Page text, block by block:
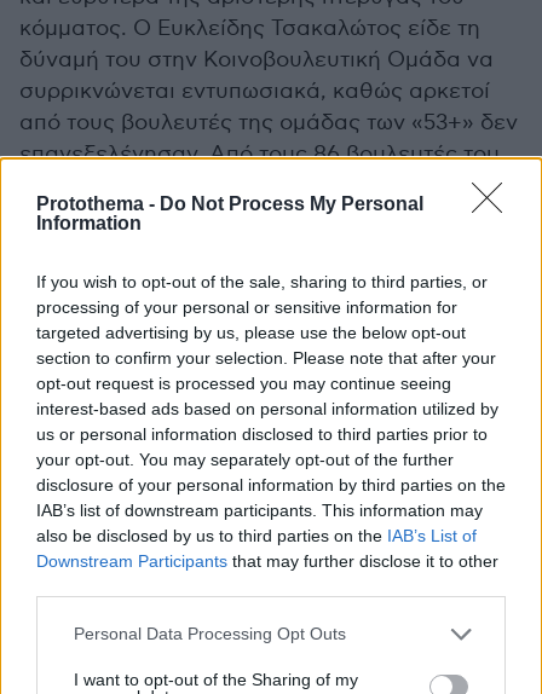
Protothema - Do Not Process My Personal
Information
If you wish to opt-out of the sale, sharing to third parties, or
processing of your personal or sensitive information for
targeted advertising by us, please use the below opt-out
section to confirm your selection. Please note that after your
opt-out request is processed you may continue seeing
interest-based ads based on personal information utilized by
us or personal information disclosed to third parties prior to
your opt-out. You may separately opt-out of the further
disclosure of your personal information by third parties on the
IAB’s list of downstream participants. This information may
also be disclosed by us to third parties on the IAB’s List of
Downstream Participants that may further disclose it to other
Please note that this website/app uses one or more Google
not limited to your visit or usage behaviour. You may click to
Personal Data Processing Opt Outs
I want to opt-out of the Sharing of my
κόμματος. Ο Ευκλείδης Τσακαλώτος είδε τη
δύναμή του στην Κοινοβουλευτική Ομάδα να
συρρικνώνεται εντυπωσιακά, καθώς αρκετοί
από τους βουλευτές της ομάδας των «53+» δεν
επανεξελέγησαν. Από τους 86 βουλευτές του
δηλώνουν ότι «θα εγκρίνουν το σχέδιο που θα
ευρύτερα του προοδευτικού χώρου». Και
οπωσδήποτε θα κινητοποιηθούν προκειμένου
να προσέλθουν όσο το δυνατόν περισσότεροι
στην εκλογή του Τσίπρα από τη λαϊκή βάση και
όχι από τα κομματικά όργανα του ΣΥΡΙΖΑ. Και
το λέμε αυτό επειδή η απόφαση του Αλέξη να
εκλεγεί αρχηγός από τους οπαδούς και όχι από
τα στελέχη του ΣΥΡΙΖΑ «είναι ειλημμένη και
δεν πρόκειται να αλλάξει όσο κι αν ορισμένοι
δηλώνουν αποφασισμένοι να κάνουν
φασαρία». Μάλιστα, οι συνεργάτες του Τσίπρα
θεωρούν πως σε περίπτωση φασαρίας για το
Τσίπρας, αντίθετα ωφελημένος, λένε, θα βγει ο